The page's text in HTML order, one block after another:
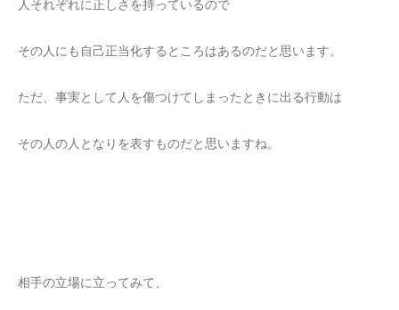
人それぞれに正しさを持っているので
その人にも自己正当化するところはあるのだと思います。
ただ、事実として人を傷つけてしまったときに出る行動は
その人の人となりを表すものだと思いますね。
相手の立場に立ってみて、